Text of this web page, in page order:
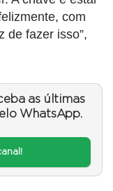
com
de fazer isso”,
as últimas
WhatsApp.